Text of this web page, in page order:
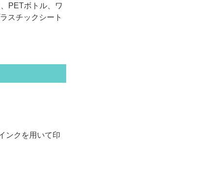
PETボトル、ワ
スチックシート
ンクを用いて印